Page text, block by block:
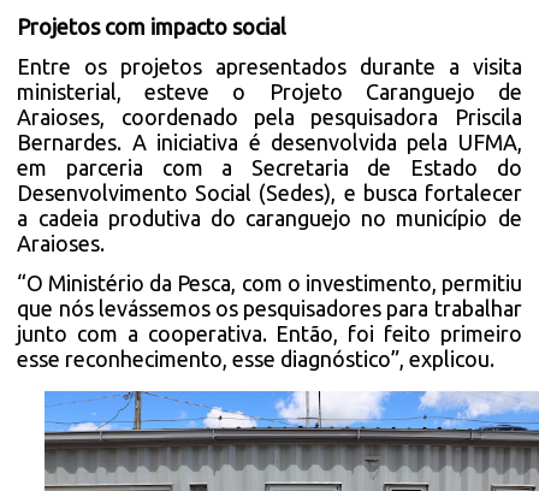
Projetos com impacto social
Entre os projetos apresentados durante a visita
ministerial, esteve o Projeto Caranguejo de
Araioses, coordenado pela pesquisadora Priscila
Bernardes. A iniciativa é desenvolvida pela UFMA,
em parceria com a Secretaria de Estado do
Desenvolvimento Social (Sedes), e busca fortalecer
a cadeia produtiva do caranguejo no município de
Araioses.
“O Ministério da Pesca, com o investimento, permitiu
que nós levássemos os pesquisadores para trabalhar
junto com a cooperativa. Então, foi feito primeiro
esse reconhecimento, esse diagnóstico”, explicou.